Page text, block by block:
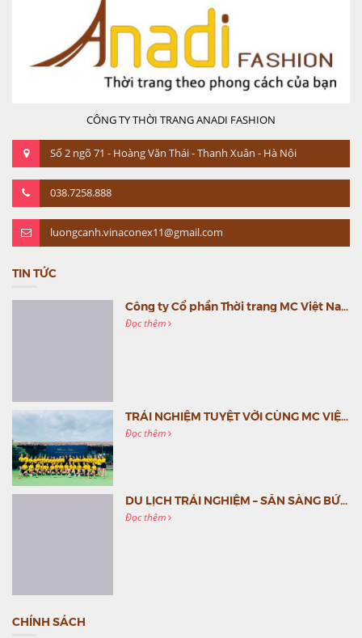
CÔNG TY THỜI TRANG ANADI FASHION
Số 2 ngõ 71 - Hoàng Văn Thái - Thanh Xuân - Hà Nội
038.7258.888
luongcanh.vinaconex11@gmail.com
TIN TỨC
Công ty Cổ phần Thời trang MC Việt Nam (MC Fashion) tổ chức Gala mừng sinh nhật lần thứ 9
Đọc thêm
TRẢI NGHIỆM TUYỆT VỜI CÙNG MC VIỆT NAM
Đọc thêm
DU LỊCH TRẢI NGHIỆM – SẴN SÀNG BỨT PHÁ CÙNG MC VIỆT NAM
Đọc thêm
CHÍNH SÁCH